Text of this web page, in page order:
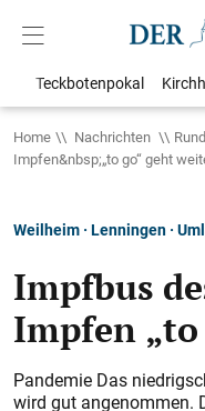
Teckbotenpokal
Home Nachrichten
Impfen&nbsp;„to go“ geht
Weilheim · Lenningen ·
Impfbus
Impfen
Pandemie Das
wird gut angenommen.